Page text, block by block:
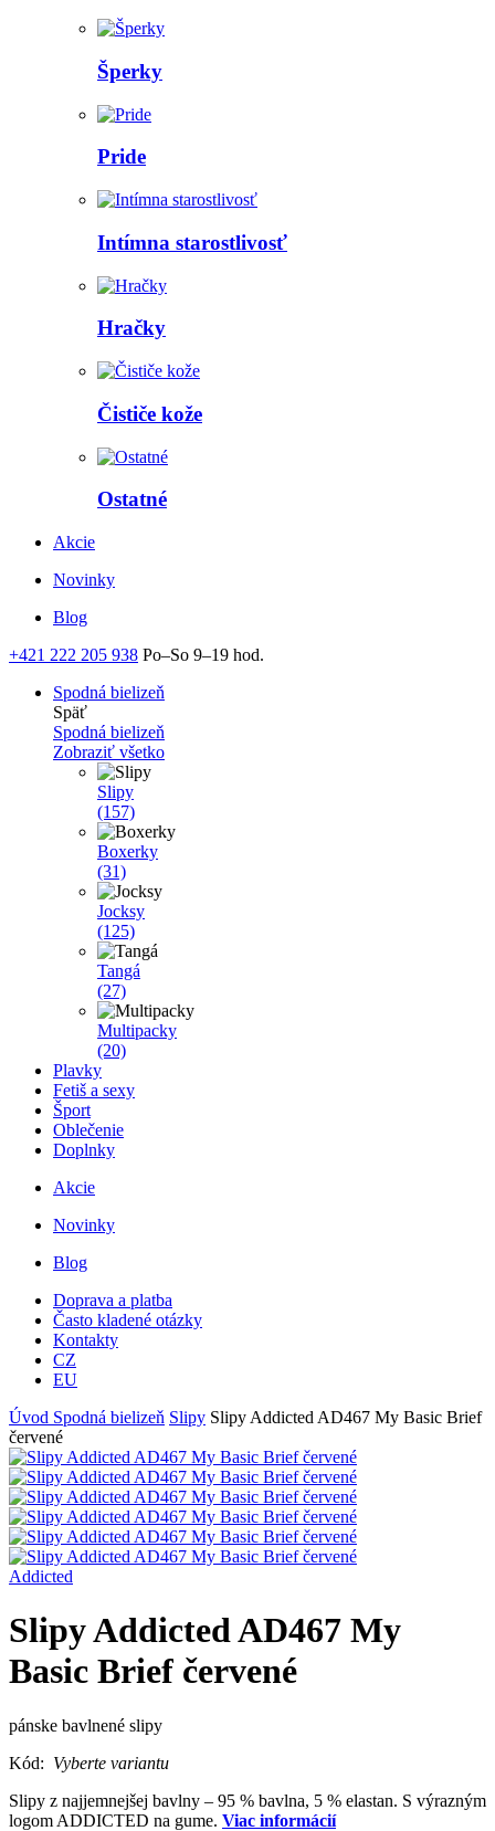
Šperky
Pride
Intímna starostlivosť
Hračky
Čističe kože
Ostatné
Akcie
Novinky
Blog
+421 222 205 938 Po–So 9–19 hod.
Spodná bielizeň
Späť
Spodná bielizeň
Zobraziť všetko
Slipy
(157)
Boxerky
(31)
Jocksy
(125)
Tangá
(27)
Multipacky
(20)
Plavky
Fetiš a sexy
Šport
Oblečenie
Doplnky
Akcie
Novinky
Blog
Doprava a platba
Často kladené otázky
Kontakty
CZ
EU
Úvod Spodná bielizeň Slipy Slipy Addicted AD467 My Basic Brief
červené
Addicted
Slipy Addicted AD467 My
Basic Brief červené
pánske bavlnené slipy
Kód: Vyberte variantu
Slipy z najjemnejšej bavlny – 95 % bavlna, 5 % elastan. S výrazným
logom ADDICTED na gume. Viac informácií